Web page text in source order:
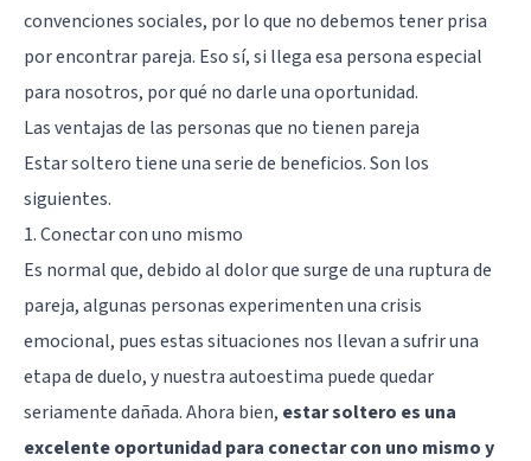
convenciones sociales, por lo que no debemos tener prisa
por encontrar pareja. Eso sí, si llega esa persona especial
para nosotros, por qué no darle una oportunidad.
Las ventajas de las personas que no tienen pareja
Estar soltero tiene una serie de beneficios. Son los
siguientes.
1. Conectar con uno mismo
Es normal que, debido al dolor que surge de una ruptura de
pareja, algunas personas experimenten una crisis
emocional, pues estas situaciones nos llevan a sufrir una
etapa de duelo, y nuestra autoestima puede quedar
seriamente dañada. Ahora bien, estar soltero es una
excelente oportunidad para conectar con uno mismo y